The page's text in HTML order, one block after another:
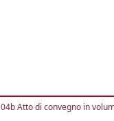
04b Atto di convegno in